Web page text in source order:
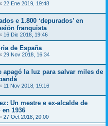
22 Ene 2019, 19:48
e 1.800 ‘depurados’ en
franquista
16 Dic 2018, 19:46
de España
29 Nov 2018, 16:34
apagó la luz para salvar miles de
11 Nov 2018, 19:16
Un mestre e ex-alcalde de
en 1936
27 Oct 2018, 20:00